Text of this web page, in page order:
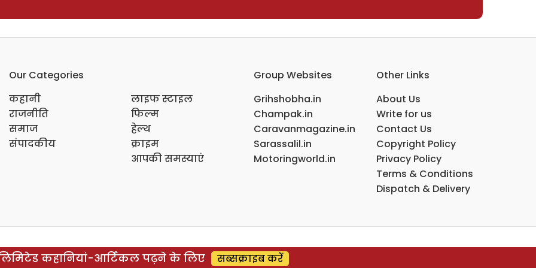
Our Categories
कहानी
राजनीति
समाज
संपादकीय
लाइफ स्टाइल
फिल्म
हेल्थ
क्राइम
आपकी समस्याएं
Group Websites
Grihshobha.in
Champak.in
Caravanmagazine.in
Sarassalil.in
Motoringworld.in
Other Links
About Us
Write for us
Contact Us
Copyright Policy
Privacy Policy
Terms & Conditions
Dispatch & Delivery
कहानियां-आर्टिकल पढ़ने के लिए सब्सक्राइब करें